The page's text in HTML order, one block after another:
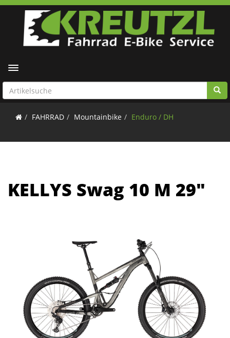
Toggle navigation
FAHRRAD Mountainbike Enduro / DH
KELLYS Swag 10 M 29"